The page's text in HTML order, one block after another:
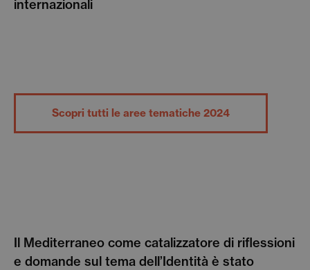
internazionali
Scopri tutti le aree tematiche 2024
Il Mediterraneo come catalizzatore di riflessioni
e domande sul tema dell’Identità è stato